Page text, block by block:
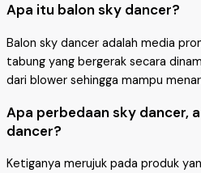
Apa itu balon sky dancer?
Balon sky dancer adalah media
tabung yang bergerak secara
dari blower sehingga mampu
Apa perbedaan sky dancer,
dancer?
Ketiganya merujuk pada produk